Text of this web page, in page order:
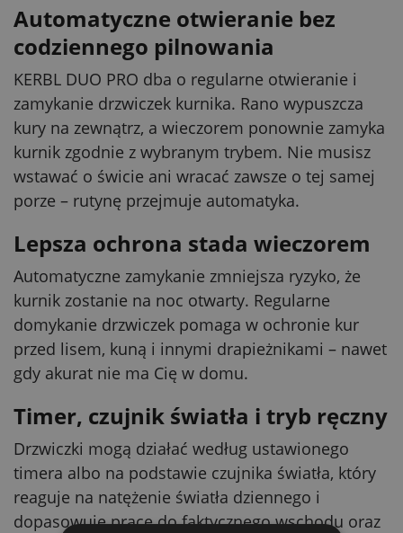
Automatyczne otwieranie bez
codziennego pilnowania
KERBL DUO PRO dba o regularne otwieranie i
zamykanie drzwiczek kurnika. Rano wypuszcza
kury na zewnątrz, a wieczorem ponownie zamyka
kurnik zgodnie z wybranym trybem. Nie musisz
wstawać o świcie ani wracać zawsze o tej samej
porze – rutynę przejmuje automatyka.
Lepsza ochrona stada wieczorem
Automatyczne zamykanie zmniejsza ryzyko, że
kurnik zostanie na noc otwarty. Regularne
domykanie drzwiczek pomaga w ochronie kur
przed lisem, kuną i innymi drapieżnikami – nawet
gdy akurat nie ma Cię w domu.
Timer, czujnik światła i tryb ręczny
Drzwiczki mogą działać według ustawionego
timera albo na podstawie czujnika światła, który
reaguje na natężenie światła dziennego i
dopasowuje pracę do faktycznego wschodu oraz